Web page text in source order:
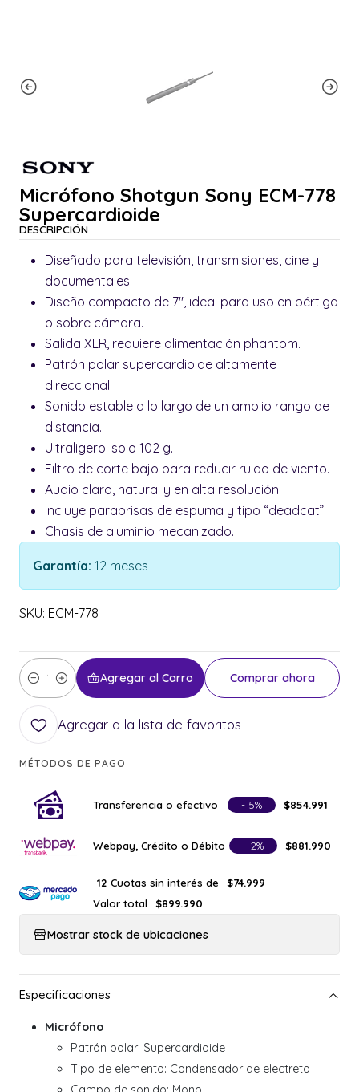
Micrófono Shotgun Sony ECM-778
Supercardioide
DESCRIPCIÓN
Diseñado para televisión, transmisiones, cine y
documentales.
Diseño compacto de 7", ideal para uso en pértiga
o sobre cámara.
Salida XLR, requiere alimentación phantom.
Patrón polar supercardioide altamente
direccional.
Sonido estable a lo largo de un amplio rango de
distancia.
Ultraligero: solo 102 g.
Filtro de corte bajo para reducir ruido de viento.
Audio claro, natural y en alta resolución.
Incluye parabrisas de espuma y tipo “deadcat”.
Chasis de aluminio mecanizado.
Garantía: 12 meses
SKU: ECM-778
Cantidad
Agregar al Carro Comprar ahora
Agregar a la lista de favoritos
MÉTODOS DE PAGO
Transferencia o efectivo - 5% $854.991
Webpay, Crédito o Débito - 2% $881.990
12 Cuotas sin interés de
$74.999
Valor total
$899.990
Mostrar stock de ubicaciones
Micrófono
Patrón polar: Supercardioide
Tipo de elemento: Condensador de electreto